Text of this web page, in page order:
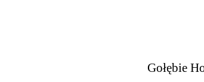
Gołębie